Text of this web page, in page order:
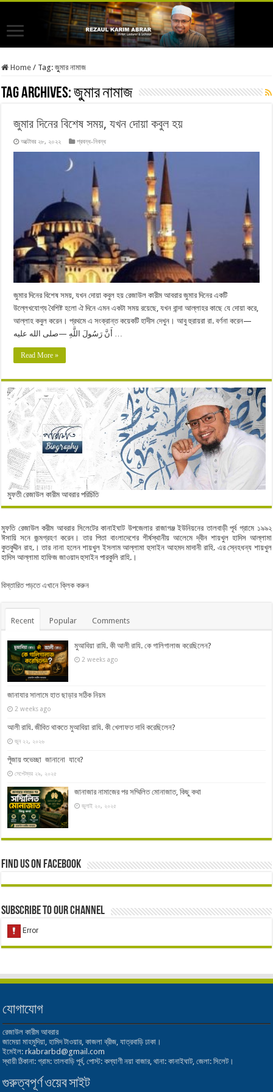
Home / Tag:জুুমার নামাজ
Tag Archives:জুুমার নামাজ
জুমার দিনের বিশেষ সময়, যখন দোয়া কবুল হয়
অক্টোবর ২৮, ২০২২ প্রবন্ধ-নিবন্ধ
জুমার দিনের বিশেষ সময়, যখন দোয়া কবুল হয় রেজাউল কারীম আবরার জুমার দিনের একটি
উল্লেখযোগ্য বৈশিষ্ট হলো ঐ দিনে এমন একটা সময় রয়েছে, যখন বান্দা আল্লাহর কাছে যে দোয়া করে,
আল্লাহ কবুল করেন। প্রথমে এ সংক্রান্ত কয়েকটি হাদীস দেখুন। আবু হুরায়রা রা. বর্ণনা করেন—
Read More »
মুফতী রেজাউল কারীম আবরার পরিচিতি
মুফতি রেজাউল করীম আবরার সিলেটের কানাইঘাট উপজেলার রাজাগঞ্জ ইউনিয়নের তালবাড়ী পূর্ব গ্রামে ১৯৯২
ঈসায়ি সনে জন্মগ্রহণ করেন। তার পিতা বাংলাদেশের শীর্ষস্থানীয় আলেমে দ্বীন শায়খুল হাদিস আল্লামা
কুতবুদ্দীন রাহ.। তার নানা হলেন শায়খুল ইসলাম আল্লামা হুসাইন আহমদ মাদানী রাহি. এর স্নেহধন্য শায়খুল
হাদিস আল্লামা হাফিজ জাওয়াদ হুসাইন পারকুলি রাহি.।
বিস্তারিত পড়তে এখানে ক্লিক করুন
Recent Popular Comments
মুআবিয়া রাযি. কী আলী রাযি. কে গালিগালাজ করেছিলেন?
2 weeks ago
জানাযার সালামে হাত ছাড়ার সঠিক নিয়ম
2 weeks ago
আলী রাযি. জীবিত থাকতে মুআবিয়া রাযি. কী খেলাফত দাবি করেছিলেন?
জুন ২২, ২০২৬
পূঁজায় শুভেচ্ছা জানানো যাবে?
সেপ্টেম্বর ২৯, ২০২৫
জানাজার নামাজের পর সম্মিলিত মোনাজাত, কিছু কথা
জুলাই ২০, ২০২৫
Find us on Facebook
Subscribe to our Channel
যোগাযোগ
রেজাউল কারীম আবরার
জামেয়া মাহমুদিয়া, হামিদ টাওয়ার, কাজলা ব্রীজ, যাত্রবাড়ি ঢাকা।
ইমেইল: rkabrarbd@gmail.com
স্থায়ী ঠিকানা: গ্রাম: তালবাড়ি পূর্ব, পোস্ট: কল্যাণী নয়া বাজার, থানা: কানাইঘাট, জেলা: সিলেট।
গুরুত্বপূর্ণ ওয়েব সাইট